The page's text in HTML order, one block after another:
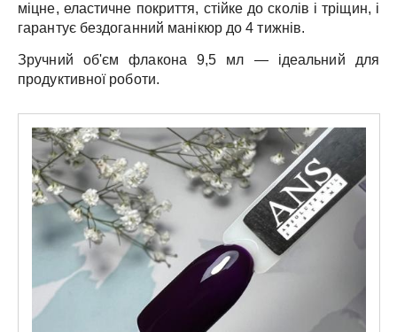
міцне, еластичне покриття, стійке до сколів і тріщин, і
гарантує бездоганний манікюр до 4 тижнів.
Зручний об'єм флакона9,5 мл — ідеальний для
продуктивної роботи.